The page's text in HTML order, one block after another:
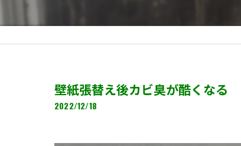
壁紙張替え後カビ臭が酷くなる
2022/12/18